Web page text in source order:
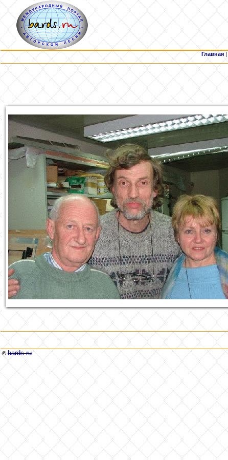
Главная |
©bards.ru